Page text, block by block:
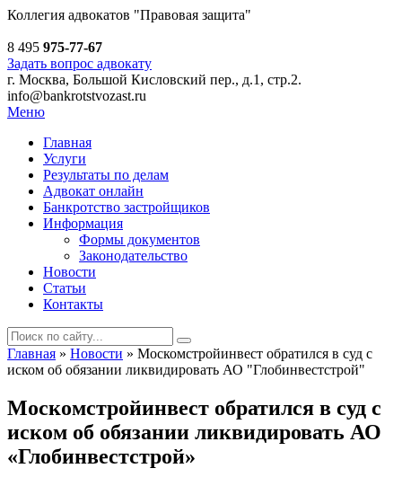
Коллегия адвокатов "Правовая защита"
8 495 975-77-67
Задать вопрос адвокату
г. Москва, Большой Кисловский пер., д.1, стр.2.
info@bankrotstvozast.ru
Меню
Главная
Услуги
Результаты по делам
Адвокат онлайн
Банкротство застройщиков
Информация
Формы документов
Законодательство
Новости
Статьи
Контакты
Главная » Новости » Москомстройинвест обратился в суд с
иском об обязании ликвидировать АО "Глобинвестстрой"
Москомстройинвест обратился в суд с
иском об обязании ликвидировать АО
«Глобинвестстрой»